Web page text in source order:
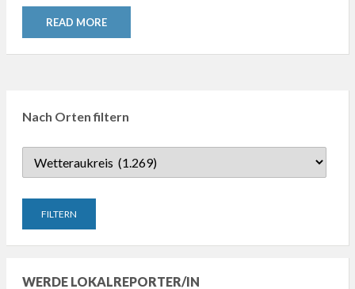
READ MORE
Nach Orten filtern
WERDE LOKALREPORTER/IN